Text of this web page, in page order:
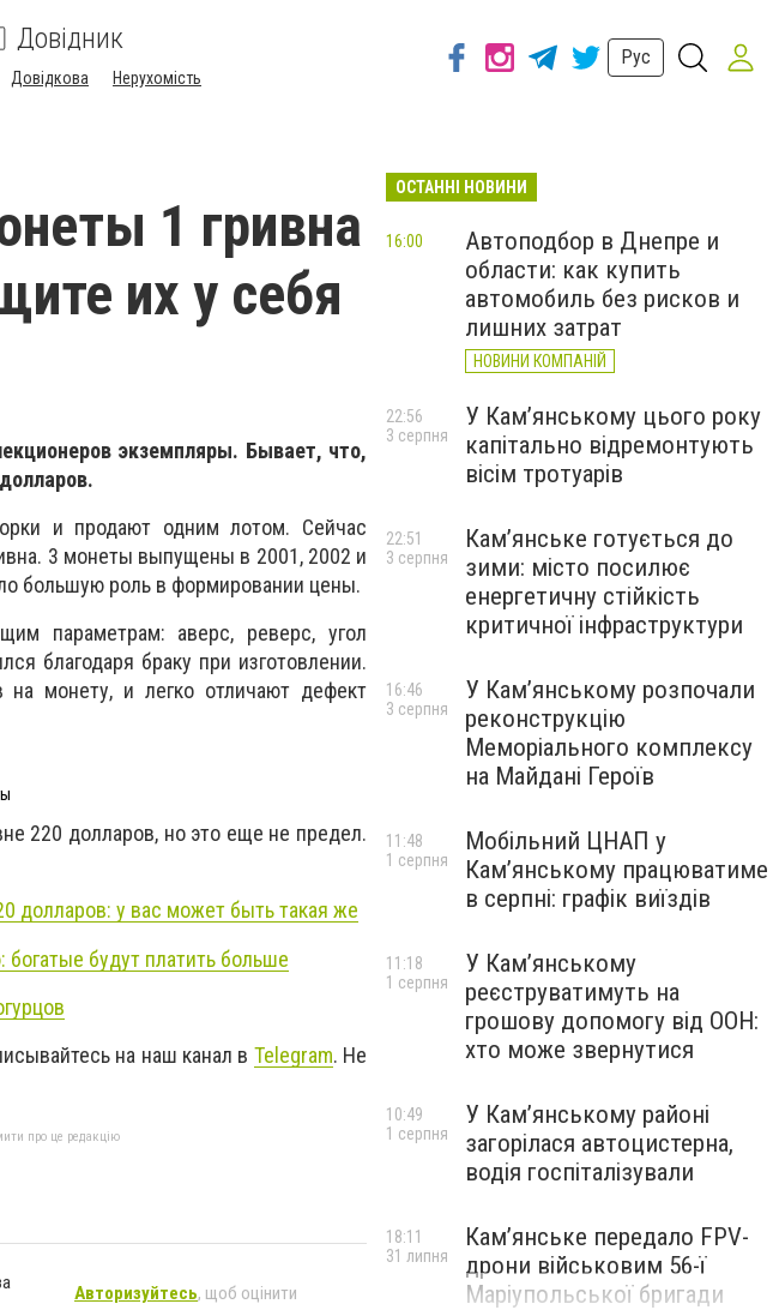
Довідник
Довідкова Нерухомість
Рус
1 гривна
их у себя
экземпляры. Бывает, что,
и продают одним лотом. Сейчас
3 монеты выпущены в 2001, 2002 и
большую роль в формировании цены.
параметрам: аверс, реверс, угол
благодаря браку при изготовлении.
монету, и легко отличают дефект
220 долларов, но это еще не предел.
долларов: у вас может быть такая же
будут платить больше
на наш канал в Telegram. Не
про це редакцію
Авторизуйтесь, щоб оцінити
ОСТАННІ НОВИНИ
Автоподбор в Днепре и
области: как купить
автомобиль без рисков и
лишних затрат
НОВИНИ КОМПАНІЙ
16:00
У Кам’янському цього року
капітально відремонтують
вісім тротуарів
22:56
3 серпня
Кам’янське готується до
зими: місто посилює
енергетичну стійкість
критичної інфраструктури
22:51
3 серпня
У Кам’янському розпочали
реконструкцію
Меморіального комплексу
на Майдані Героїв
16:46
3 серпня
Мобільний ЦНАП у
Кам’янському працюватиме
в серпні: графік виїздів
11:48
1 серпня
У Кам’янському
реєструватимуть на
грошову допомогу від ООН:
хто може звернутися
11:18
1 серпня
У Кам’янському районі
загорілася автоцистерна,
водія госпіталізували
10:49
1 серпня
Кам’янське передало FPV-
дрони військовим 56-ї
Маріупольської бригади
18:11
31 липня